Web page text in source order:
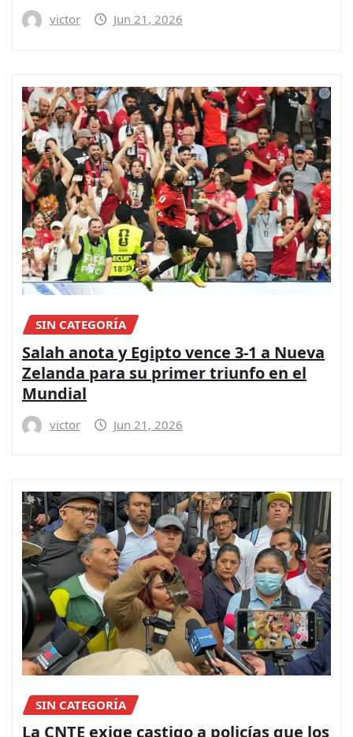
victor Jun 21, 2026
SIN CATEGORÍA
Salah anota y Egipto vence 3-1 a Nueva
Zelanda para su primer triunfo en el
Mundial
victor Jun 21, 2026
SIN CATEGORÍA
La CNTE exige castigo a policías que los